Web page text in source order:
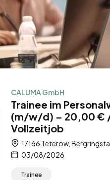
CALUMA GmbH
Trainee im
(m/w/d) – 20,00 €
Vollzeitjob
17166 Teterow,
03/08/2026
Trainee